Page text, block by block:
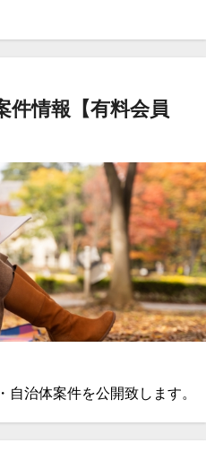
件情報【有料会員
治体案件を公開致します。